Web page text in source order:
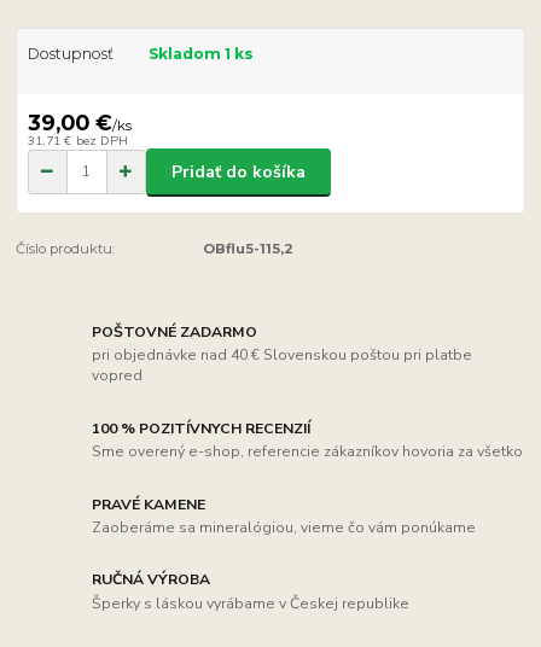
Dostupnosť Skladom 1 ks
39,00 €/ks
31,71 € bez DPH
Pridať do košíka
Číslo produktu: OBflu5-115,2
POŠTOVNÉ ZADARMO
pri objednávke nad 40 € Slovenskou poštou pri platbe
vopred
100 % POZITÍVNYCH RECENZIÍ
Sme overený e-shop, referencie zákazníkov hovoria za všetko
PRAVÉ KAMENE
Zaoberáme sa mineralógiou, vieme čo vám ponúkame
RUČNÁ VÝROBA
Šperky s láskou vyrábame v Českej republike